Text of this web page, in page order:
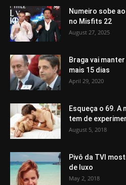
Numeiro sobe
no Misfits 22
August 27, 2025
Braga vai
mais 15 dias
April 29, 2020
Esqueça o 69. A
tem de
August 5, 2018
Pivô da TVI
de luxo
May 2, 2018